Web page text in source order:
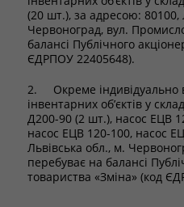
(20 шт.), за адресою: 80100,
Червоноград, вул.
балансі Публічного
ЄДРПОУ 22405648).
2. Окреме індивідуально
інвентарних об’єктів у
Д200-90 (2 шт.), насос ЕЦВ
насос ЕЦВ 120-100, насос
Львівська обл., м.
перебуває на балансі
товариства «Зміна» (код